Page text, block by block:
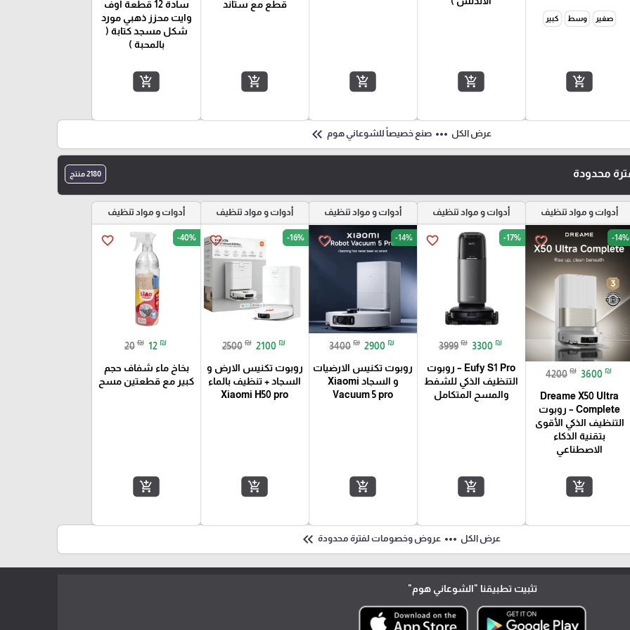
صغير وسط كبير
add_shopping_cart
add_shopping_cart
add_shopping_cart
قطع مع ستاند
add_shopping_cart
سادة 12 قطعة اوف
وايت محزز ذهبي مورد
شكل مسجد كتابة (
بالمحبة )
add_shopping_cart
عرض الكل more_horiz صنع خصيصاً للشوعاني هوم keyboard_double_arrow_left
محدودة 2180 منتج
أدوات و مواد تنظيف
favorite_border -14%
4200 ₪ 3600 ₪
Dreame X50 Ultra
Complete – روبوت
التنظيف الذكي الأقوى
بتقنية الذكاء
الاصطناعي
add_shopping_cart
أدوات و مواد تنظيف
favorite_border -17%
3999 ₪ 3300 ₪
Eufy S1 Pro – روبوت
التنظيف الذكي للشفط
والمسح المتكامل
add_shopping_cart
أدوات و مواد تنظيف
favorite_border -14%
3400 ₪ 2900 ₪
روبوت تكنيس الارضيات
و السجاد Xiaomi
Vacuum 5 pro
add_shopping_cart
أدوات و مواد تنظيف
favorite_border -16%
2500 ₪ 2100 ₪
روبوت تكنيس الارض و
السجاد + تنظيف بالماء
Xiaomi H50 pro
add_shopping_cart
أدوات و مواد تنظيف
favorite_border -40%
20 ₪ 12 ₪
بخاخ ماء شفاف حجم
كبير مع قطعتين مسح
add_shopping_cart
عرض الكل more_horiz عروض وخصومات لفترة محدودة keyboard_double_arrow_left
تثبيت تطبيقنا "الشوعاني هوم"